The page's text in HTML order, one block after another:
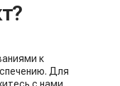
к
Для